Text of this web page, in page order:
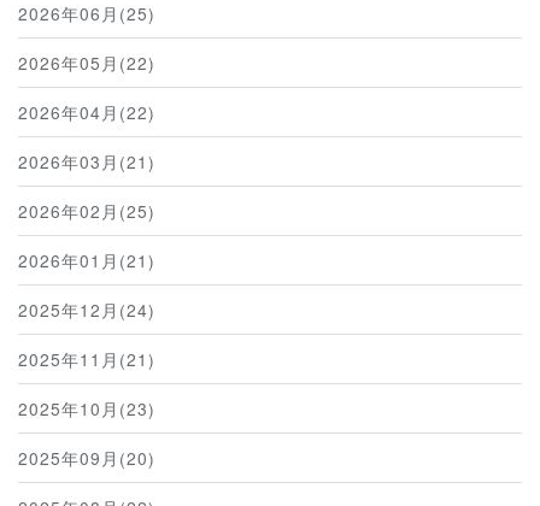
2026年06月(25)
2026年05月(22)
2026年04月(22)
2026年03月(21)
2026年02月(25)
2026年01月(21)
2025年12月(24)
2025年11月(21)
2025年10月(23)
2025年09月(20)